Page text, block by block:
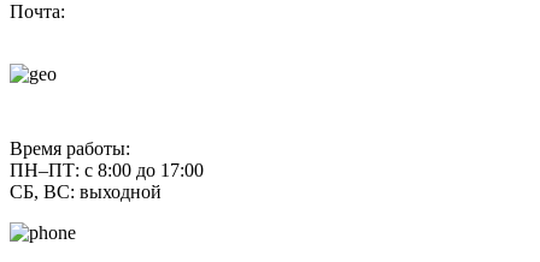
Почта:
Время работы:
ПН–ПТ: с 8:00 до 17:00
СБ, ВС: выходной